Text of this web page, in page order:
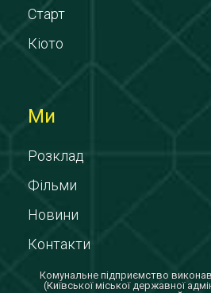
Старт
Кіото
Ми
Розклад
Фільми
Новини
Контакти
Комунальне підприємство
(Київської міської державної